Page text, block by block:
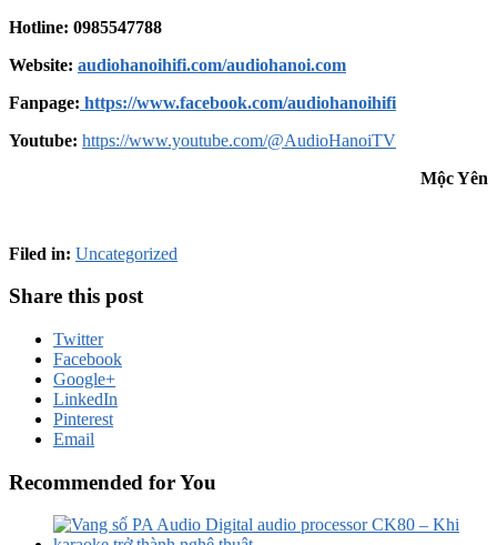
Hotline: 0985547788
Website: audiohanoihifi.com/audiohanoi.com
Fanpage: https://www.facebook.com/audiohanoihifi
Youtube: https://www.youtube.com/@AudioHanoiTV
Mộc Yên
Filed in: Uncategorized
Share this post
Twitter
Facebook
Google+
LinkedIn
Pinterest
Email
Recommended for You